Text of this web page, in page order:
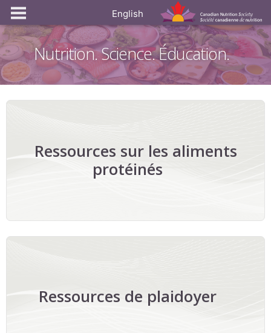
English
Nutrition. Science. Éducation.
Ressources sur les aliments
protéinés
Ressources de plaidoyer